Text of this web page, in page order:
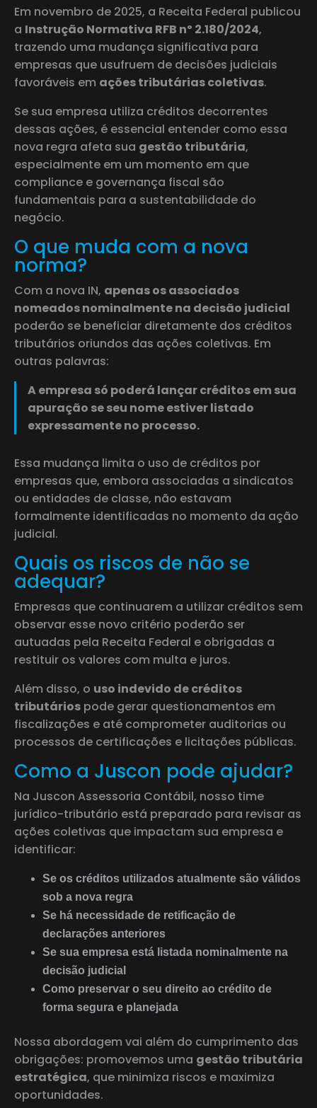
Em novembro de 2025, a Receita Federal publicou
a Instrução Normativa RFB nº 2.180/2024,
trazendo uma mudança significativa para
empresas que usufruem de decisões judiciais
favoráveis em ações tributárias coletivas.
Se sua empresa utiliza créditos decorrentes
dessas ações, é essencial entender como essa
nova regra afeta sua gestão tributária,
especialmente em um momento em que
compliance e governança fiscal são
fundamentais para a sustentabilidade do
negócio.
O que muda com a nova
norma?
Com a nova IN, apenas os associados
nomeados nominalmente na decisão judicial
poderão se beneficiar diretamente dos créditos
tributários oriundos das ações coletivas. Em
outras palavras:
A empresa só poderá lançar créditos em sua
apuração se seu nome estiver listado
expressamente no processo.
Essa mudança limita o uso de créditos por
empresas que, embora associadas a sindicatos
ou entidades de classe, não estavam
formalmente identificadas no momento da ação
judicial.
Quais os riscos de não se
adequar?
Empresas que continuarem a utilizar créditos sem
observar esse novo critério poderão ser
autuadas pela Receita Federal e obrigadas a
restituir os valores com multa e juros.
Além disso, o uso indevido de créditos
tributários pode gerar questionamentos em
fiscalizações e até comprometer auditorias ou
processos de certificações e licitações públicas.
Como a Juscon pode ajudar?
Na Juscon Assessoria Contábil, nosso time
jurídico-tributário está preparado para revisar as
ações coletivas que impactam sua empresa e
identificar:
Se os créditos utilizados atualmente são válidos
sob a nova regra
Se há necessidade de retificação de
declarações anteriores
Se sua empresa está listada nominalmente na
decisão judicial
Como preservar o seu direito ao crédito de
forma segura e planejada
Nossa abordagem vai além do cumprimento das
obrigações: promovemos uma gestão tributária
estratégica, que minimiza riscos e maximiza
oportunidades.